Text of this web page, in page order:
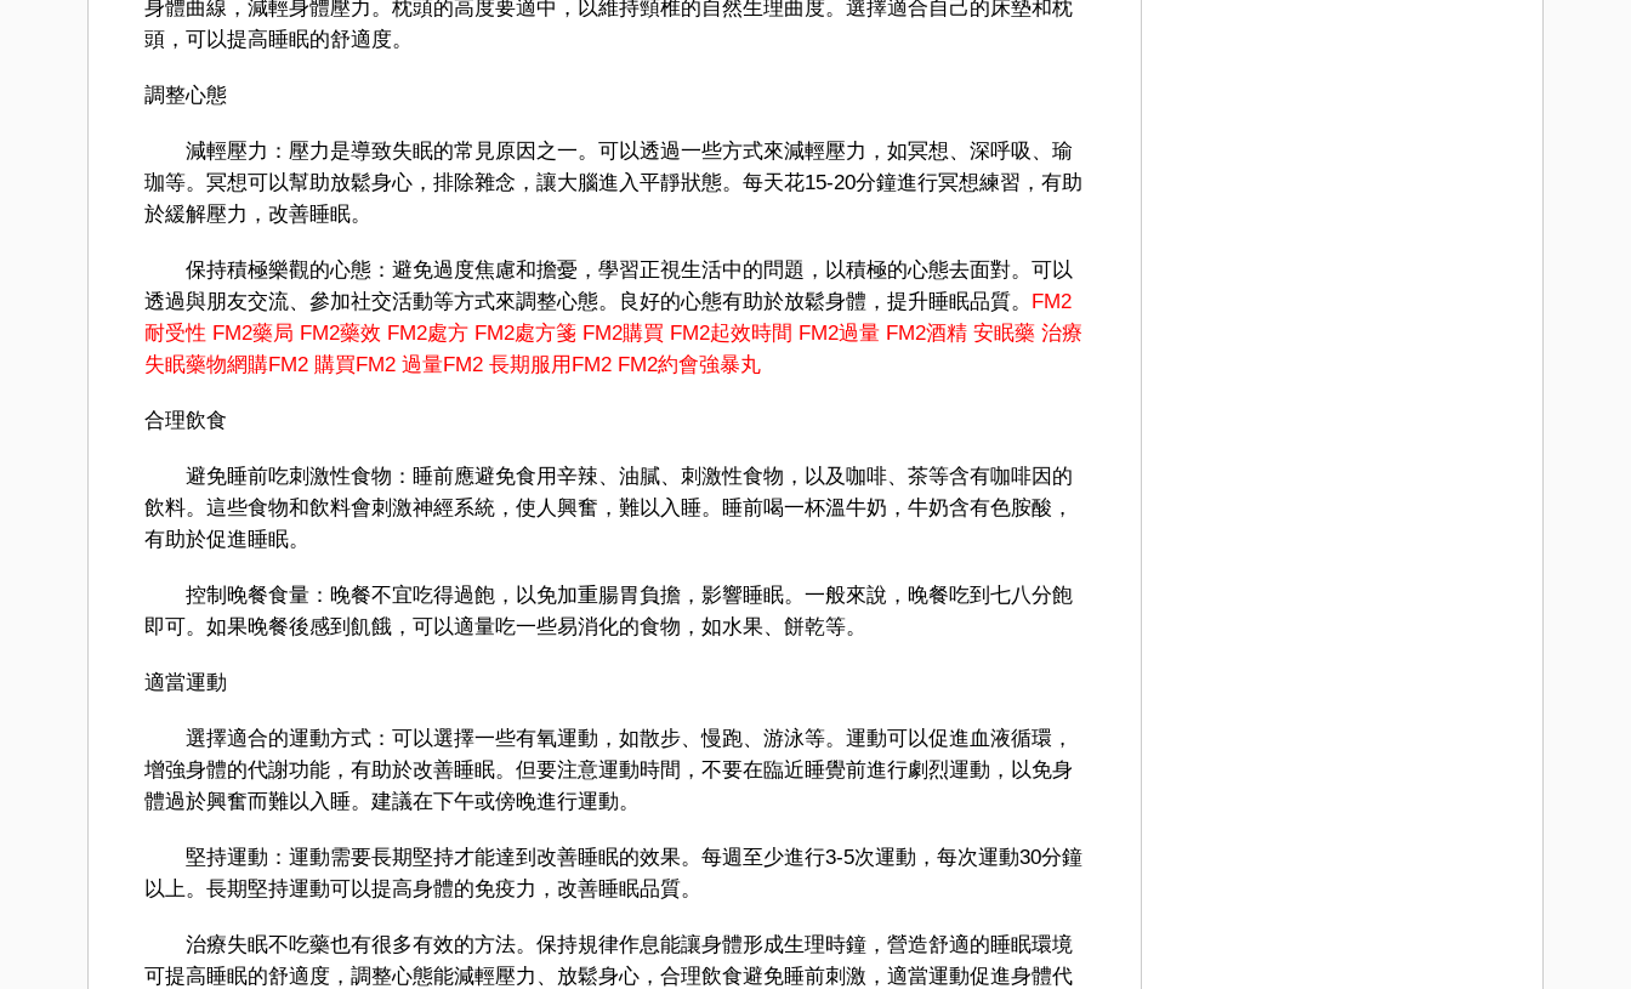
身體曲線，減輕身體壓力。枕頭的高度要適中，以維持頸椎的自然生理曲度。選擇適合自己的床墊和枕
頭，可以提高睡眠的舒適度。
調整心態
減輕壓力：壓力是導致失眠的常見原因之一。可以透過一些方式來減輕壓力，如冥想、深呼吸、瑜
珈等。冥想可以幫助放鬆身心，排除雜念，讓大腦進入平靜狀態。每天花15-20分鐘進行冥想練習，有助
於緩解壓力，改善睡眠。
保持積極樂觀的心態：避免過度焦慮和擔憂，學習正視生活中的問題，以積極的心態去面對。可以
透過與朋友交流、參加社交活動等方式來調整心態。良好的心態有助於放鬆身體，提升睡眠品質。 FM2
耐受性 FM2藥局 FM2藥效 FM2處方 FM2處方箋 FM2購買 FM2起效時間 FM2過量 FM2酒精 安眠藥 治療
失眠藥物網購FM2 購買FM2 過量FM2 長期服用FM2 FM2約會強暴丸
合理飲食
避免睡前吃刺激性食物：睡前應避免食用辛辣、油膩、刺激性食物，以及咖啡、茶等含有咖啡因的
飲料。這些食物和飲料會刺激神經系統，使人興奮，難以入睡。睡前喝一杯溫牛奶，牛奶含有色胺酸，
有助於促進睡眠。
控制晚餐食量：晚餐不宜吃得過飽，以免加重腸胃負擔，影響睡眠。一般來說，晚餐吃到七八分飽
即可。如果晚餐後感到飢餓，可以適量吃一些易消化的食物，如水果、餅乾等。
適當運動
選擇適合的運動方式：可以選擇一些有氧運動，如散步、慢跑、游泳等。運動可以促進血液循環，
增強身體的代謝功能，有助於改善睡眠。但要注意運動時間，不要在臨近睡覺前進行劇烈運動，以免身
體過於興奮而難以入睡。建議在下午或傍晚進行運動。
堅持運動：運動需要長期堅持才能達到改善睡眠的效果。每週至少進行3-5次運動，每次運動30分鐘
以上。長期堅持運動可以提高身體的免疫力，改善睡眠品質。
治療失眠不吃藥也有很多有效的方法。保持規律作息能讓身體形成生理時鐘，營造舒適的睡眠環境
可提高睡眠的舒適度，調整心態能減輕壓力、放鬆身心，合理飲食避免睡前刺激，適當運動促進身體代